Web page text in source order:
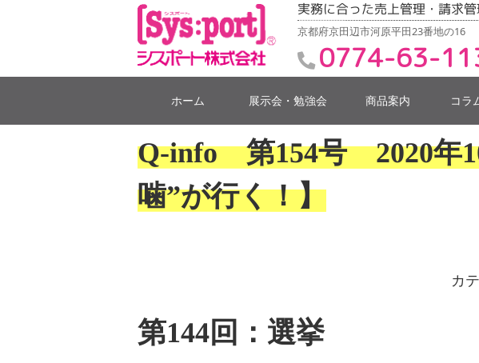
実務に合った売上管理・請求
京都府京田辺市河原平田23番地の16
0774-63-
ホーム 展示会・勉強会 商品案内 コラ
Q-info 第154号 2020年
噛”が行く！】
カ
第144回：選挙